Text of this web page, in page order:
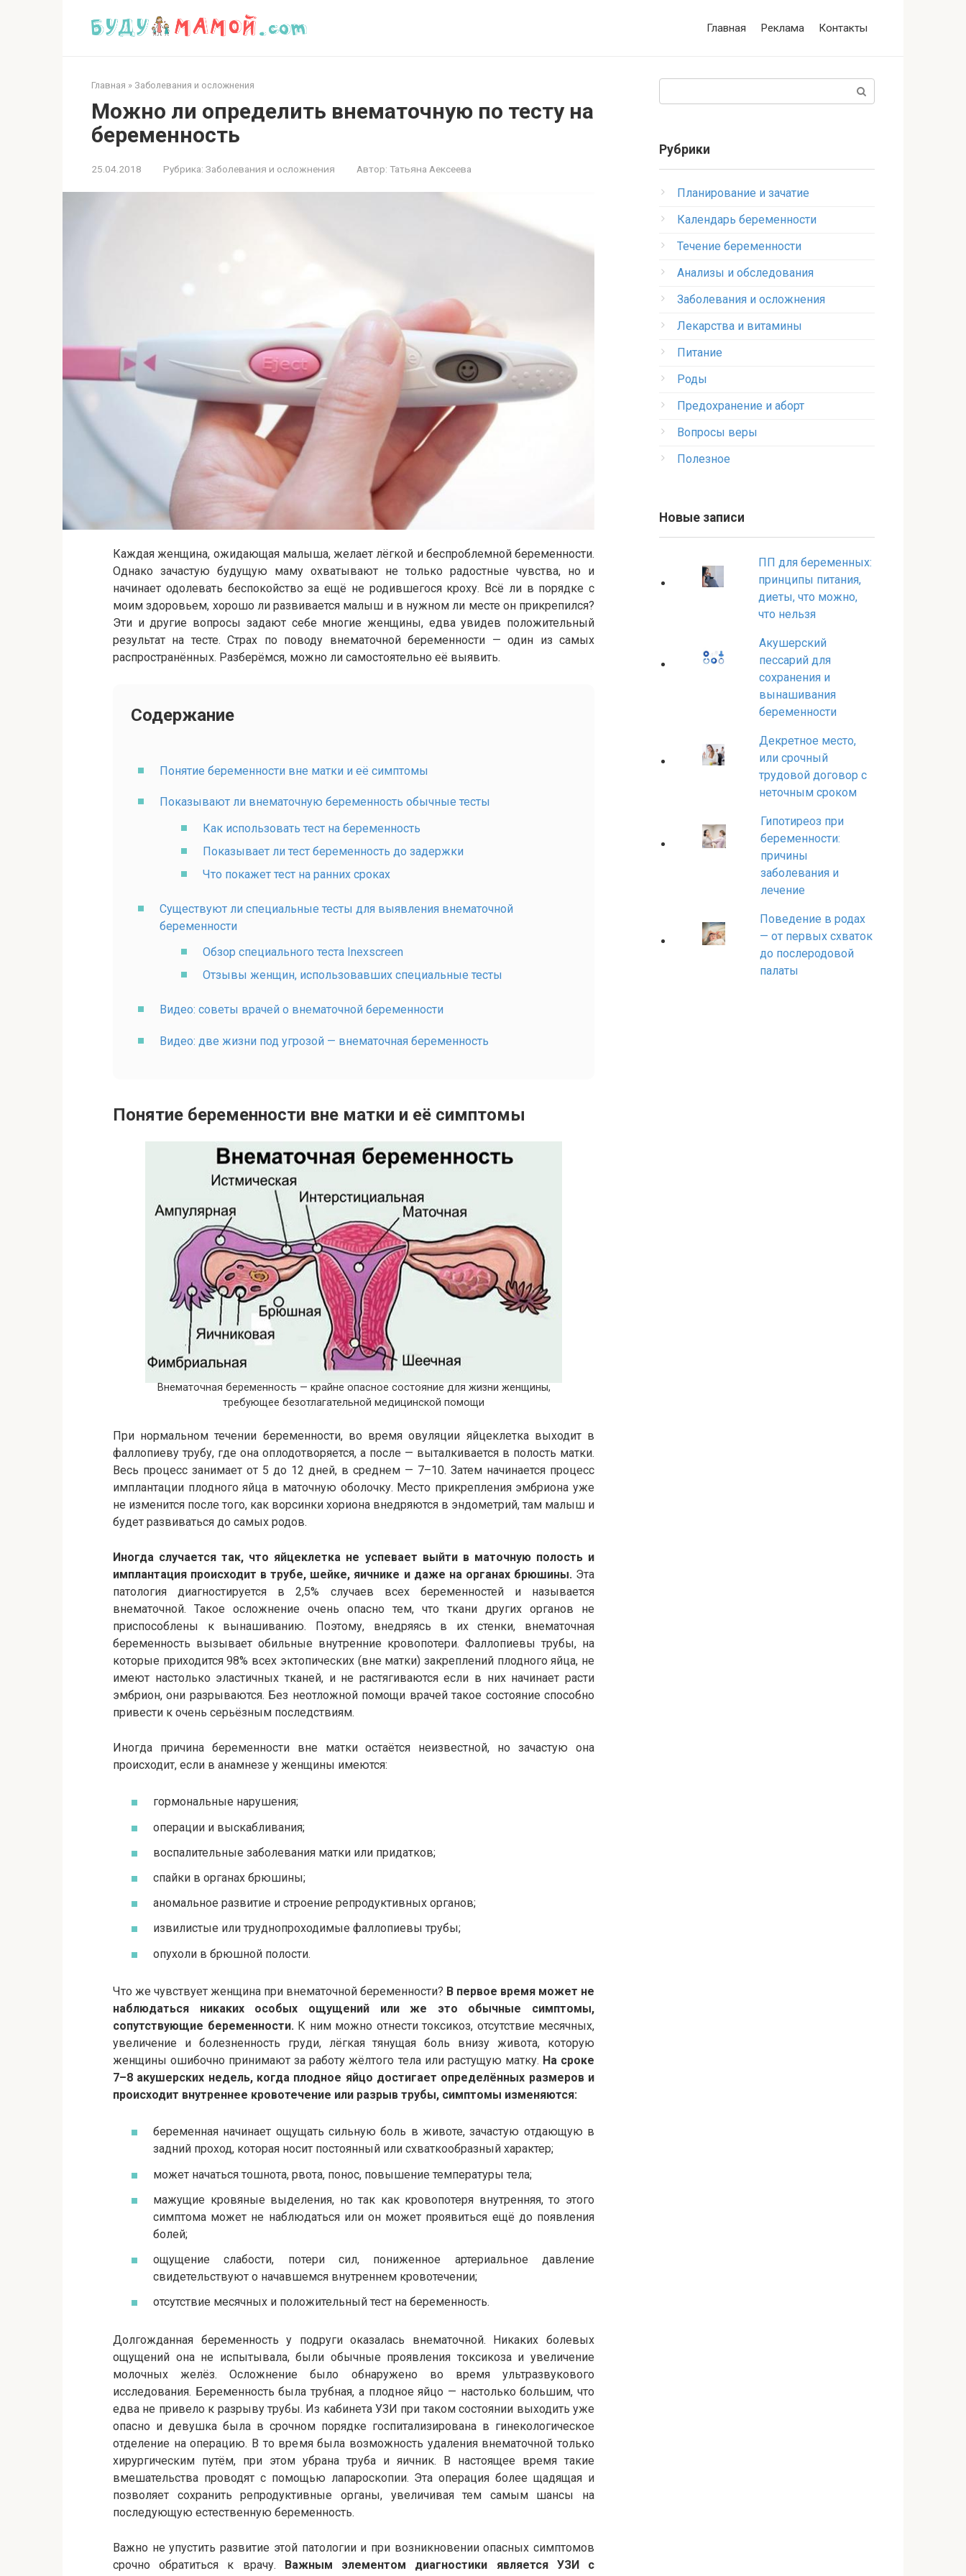
Главная Реклама Контакты
Главная » Заболевания и осложнения
Можно ли определить внематочную по тесту на
беременность
25.04.2018 Рубрика: Заболевания и осложнения Автор: Татьяна Аексеева
Каждая женщина, ожидающая малыша, желает лёгкой и беспроблемной беременности.
Однако зачастую будущую маму охватывают не только радостные чувства, но и
начинает одолевать беспокойство за ещё не родившегося кроху. Всё ли в порядке с
моим здоровьем, хорошо ли развивается малыш и в нужном ли месте он прикрепился?
Эти и другие вопросы задают себе многие женщины, едва увидев положительный
результат на тесте. Страх по поводу внематочной беременности — один из самых
распространённых. Разберёмся, можно ли самостоятельно её выявить.
Содержание
Понятие беременности вне матки и её симптомы
Показывают ли внематочную беременность обычные тесты
Как использовать тест на беременность
Показывает ли тест беременность до задержки
Что покажет тест на ранних сроках
Существуют ли специальные тесты для выявления внематочной
беременности
Обзор специального теста Inexscreen
Отзывы женщин, использовавших специальные тесты
Видео: советы врачей о внематочной беременности
Видео: две жизни под угрозой — внематочная беременность
Понятие беременности вне матки и её симптомы
Внематочная беременность — крайне опасное состояние для жизни женщины,
требующее безотлагательной медицинской помощи
При нормальном течении беременности, во время овуляции яйцеклетка выходит в
фаллопиеву трубу, где она оплодотворяется, а после — выталкивается в полость матки.
Весь процесс занимает от 5 до 12 дней, в среднем — 7–10. Затем начинается процесс
имплантации плодного яйца в маточную оболочку. Место прикрепления эмбриона уже
не изменится после того, как ворсинки хориона внедряются в эндометрий, там малыш и
будет развиваться до самых родов.
Иногда случается так, что яйцеклетка не успевает выйти в маточную полость и
имплантация происходит в трубе, шейке, яичнике и даже на органах брюшины.Эта
патология диагностируется в 2,5% случаев всех беременностей и называется
внематочной. Такое осложнение очень опасно тем, что ткани других органов не
приспособлены к вынашиванию. Поэтому, внедряясь в их стенки, внематочная
беременность вызывает обильные внутренние кровопотери. Фаллопиевы трубы, на
которые приходится 98% всех эктопических (вне матки) закреплений плодного яйца, не
имеют настолько эластичных тканей, и не растягиваются если в них начинает расти
эмбрион, они разрываются. Без неотложной помощи врачей такое состояние способно
привести к очень серьёзным последствиям.
Иногда причина беременности вне матки остаётся неизвестной, но зачастую она
происходит, если в анамнезе у женщины имеются:
гормональные нарушения;
операции и выскабливания;
воспалительные заболевания матки или придатков;
спайки в органах брюшины;
аномальное развитие и строение репродуктивных органов;
извилистые или труднопроходимые фаллопиевы трубы;
опухоли в брюшной полости.
Что же чувствует женщина при внематочной беременности? В первое время может не
наблюдаться никаких особых ощущений или же это обычные симптомы,
сопутствующие беременности.К ним можно отнести токсикоз, отсутствие месячных,
увеличение и болезненность груди, лёгкая тянущая боль внизу живота, которую
женщины ошибочно принимают за работу жёлтого тела или растущую матку. На сроке
7–8 акушерских недель, когда плодное яйцо достигает определённых размеров и
происходит внутреннее кровотечение или разрыв трубы, симптомы изменяются:
беременная начинает ощущать сильную боль в животе, зачастую отдающую в
задний проход, которая носит постоянный или схваткообразный характер;
может начаться тошнота, рвота, понос, повышение температуры тела;
мажущие кровяные выделения, но так как кровопотеря внутренняя, то этого
симптома может не наблюдаться или он может проявиться ещё до появления
болей;
ощущение слабости, потери сил, пониженное артериальное давление
свидетельствуют о начавшемся внутреннем кровотечении;
отсутствие месячных и положительный тест на беременность.
Долгожданная беременность у подруги оказалась внематочной. Никаких болевых
ощущений она не испытывала, были обычные проявления токсикоза и увеличение
молочных желёз. Осложнение было обнаружено во время ультразвукового
исследования. Беременность была трубная, а плодное яйцо — настолько большим, что
едва не привело к разрыву трубы. Из кабинета УЗИ при таком состоянии выходить уже
опасно и девушка была в срочном порядке госпитализирована в гинекологическое
отделение на операцию. В то время была возможность удаления внематочной только
хирургическим путём, при этом убрана труба и яичник. В настоящее время такие
вмешательства проводят с помощью лапароскопии. Эта операция более щадящая и
позволяет сохранить репродуктивные органы, увеличивая тем самым шансы на
последующую естественную беременность.
Важно не упустить развитие этой патологии и при возникновении опасных симптомов
срочно обратиться к врачу. Важным элементом диагностики является УЗИ с
Рубрики
Планирование и зачатие
Календарь беременности
Течение беременности
Анализы и обследования
Заболевания и осложнения
Лекарства и витамины
Питание
Роды
Предохранение и аборт
Вопросы веры
Полезное
Новые записи
ПП для беременных:
принципы питания,
диеты, что можно,
что нельзя
Акушерский
пессарий для
сохранения и
вынашивания
беременности
Декретное место,
или срочный
трудовой договор с
неточным сроком
Гипотиреоз при
беременности:
причины
заболевания и
лечение
Поведение в родах
— от первых схваток
до послеродовой
палаты